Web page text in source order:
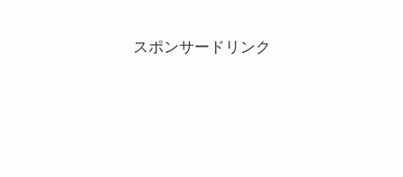
スポンサードリンク